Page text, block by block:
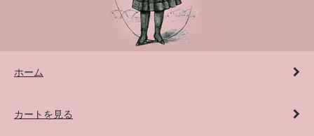
ホーム
カートを見る